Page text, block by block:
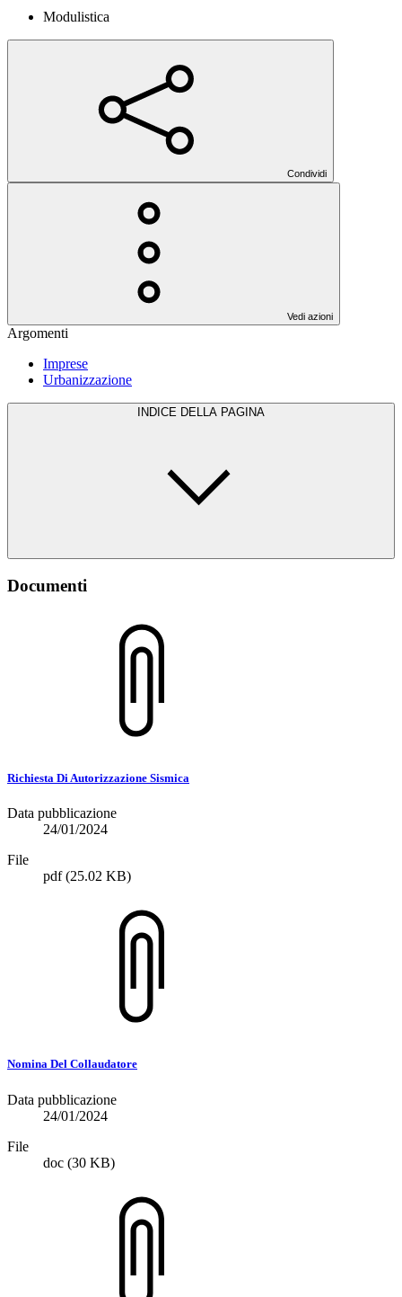
Modulistica
Condividi
Vedi azioni
Argomenti
Imprese
Urbanizzazione
INDICE DELLA PAGINA
Documenti
Richiesta Di Autorizzazione Sismica
Data pubblicazione
24/01/2024
File
pdf(25.02 KB)
Nomina Del Collaudatore
Data pubblicazione
24/01/2024
File
doc (30 KB)